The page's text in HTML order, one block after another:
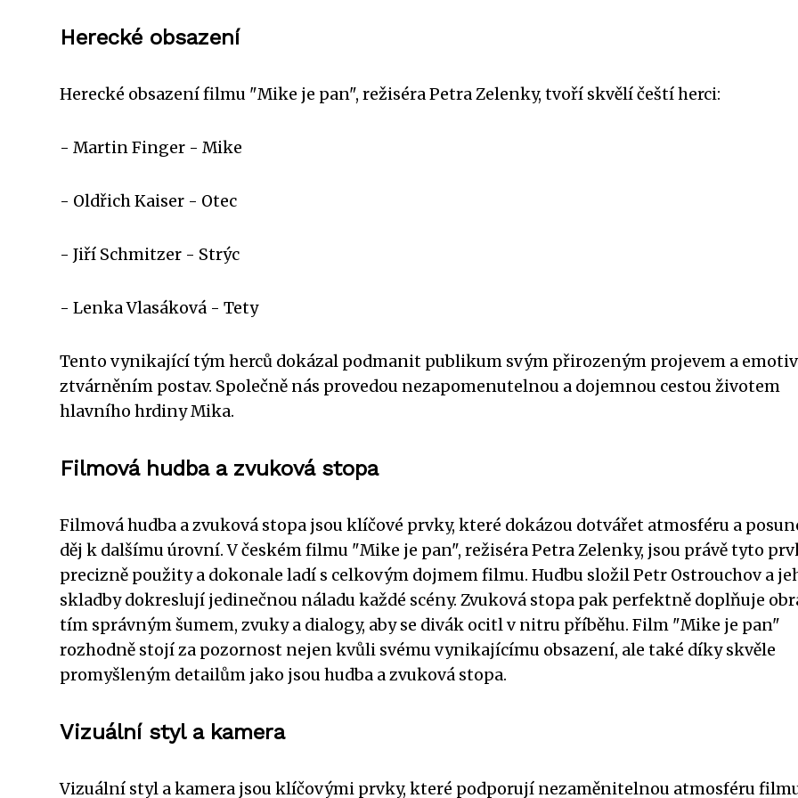
Herecké obsazení
Herecké obsazení filmu "Mike je pan", režiséra Petra Zelenky, tvoří skvělí čeští herci:
- Martin Finger - Mike
- Oldřich Kaiser - Otec
- Jiří Schmitzer - Strýc
- Lenka Vlasáková - Tety
Tento vynikající tým herců dokázal podmanit publikum svým přirozeným projevem a
ztvárněním postav. Společně nás provedou nezapomenutelnou a dojemnou cestou životem
hlavního hrdiny Mika.
Filmová hudba a zvuková stopa
Filmová hudba a zvuková stopa jsou klíčové prvky, které dokázou dotvářet atmosféru a
děj k dalšímu úrovní. V českém filmu "Mike je pan", režiséra Petra Zelenky, jsou právě tyto
precizně použity a dokonale ladí s celkovým dojmem filmu. Hudbu složil Petr Ostrouchov a
skladby dokreslují jedinečnou náladu každé scény. Zvuková stopa pak perfektně doplňuje
tím správným šumem, zvuky a dialogy, aby se divák ocitl v nitru příběhu. Film "Mike je pan"
rozhodně stojí za pozornost nejen kvůli svému vynikajícímu obsazení, ale také díky skvěle
promyšleným detailům jako jsou hudba a zvuková stopa.
Vizuální styl a kamera
Vizuální styl a kamera jsou klíčovými prvky, které podporují nezaměnitelnou atmosféru